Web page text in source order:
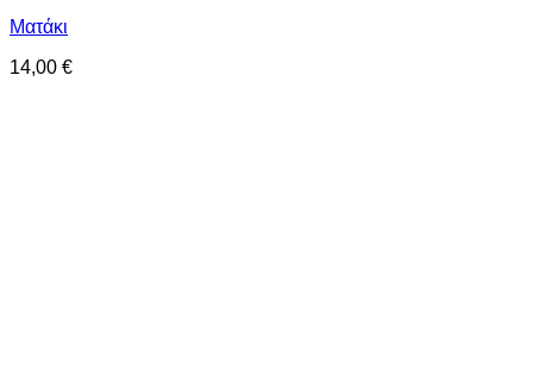
Ματάκι
14,00 €